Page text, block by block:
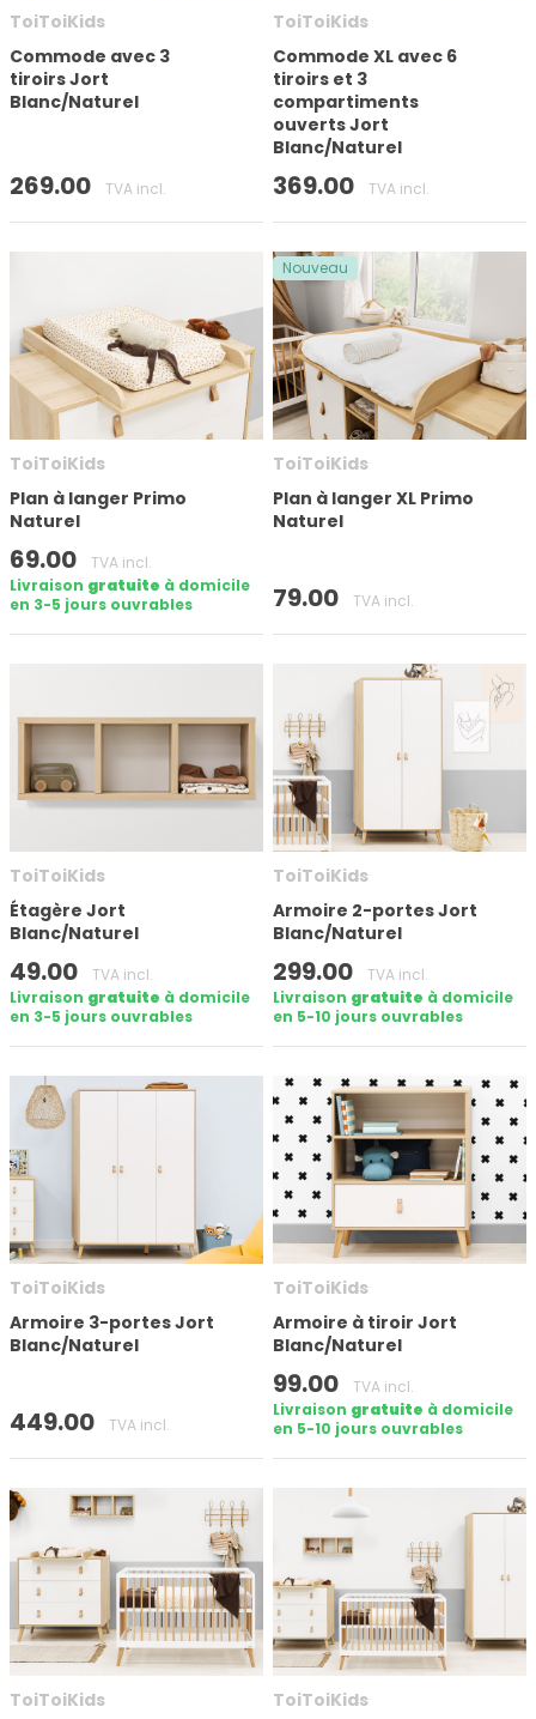
Appliquer le filtre
ToiToiKids
Commode avec 3
tiroirs Jort
Blanc/Naturel
269.00 TVA incl.
ToiToiKids
Commode XL avec 6
tiroirs et 3
compartiments
ouverts Jort
Blanc/Naturel
369.00 TVA incl.
ToiToiKids
Plan à langer Primo
Naturel
69.00
TVA incl.
Livraison gratuite à domicile
en 3-5 jours ouvrables
Nouveau
ToiToiKids
Plan à langer XL Primo
Naturel
79.00 TVA incl.
ToiToiKids
Étagère Jort
Blanc/Naturel
49.00
TVA incl.
Livraison gratuite à domicile
en 3-5 jours ouvrables
ToiToiKids
Armoire 2-portes Jort
Blanc/Naturel
299.00
TVA incl.
Livraison gratuite à domicile
en 5-10 jours ouvrables
ToiToiKids
Armoire 3-portes Jort
Blanc/Naturel
449.00 TVA incl.
ToiToiKids
Armoire à tiroir Jort
Blanc/Naturel
99.00
TVA incl.
Livraison gratuite à domicile
en 5-10 jours ouvrables
ToiToiKids
ToiToiKids